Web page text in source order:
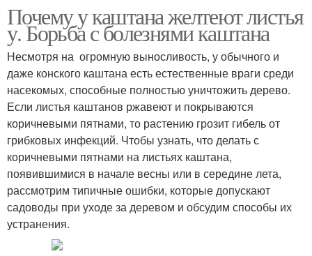
Почему у каштана желтеют листья
у. Борьба с болезнями каштана
Несмотря на огромную выносливость, у обычного и
даже конского каштана есть естественные враги среди
насекомых, способные полностью уничтожить дерево.
Если листья каштанов ржавеют и покрываются
коричневыми пятнами, то растению грозит гибель от
грибковых инфекций. Чтобы узнать, что делать с
коричневыми пятнами на листьях каштана,
появившимися в начале весны или в середине лета,
рассмотрим типичные ошибки, которые допускают
садоводы при уходе за деревом и обсудим способы их
устранения.